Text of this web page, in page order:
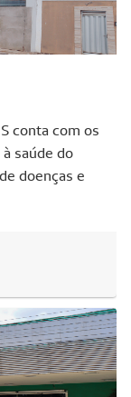
conta com os
saúde do
doenças e